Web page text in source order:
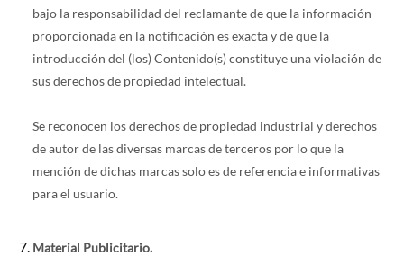
bajo la responsabilidad del reclamante de que la información
proporcionada en la notificación es exacta y de que la
introducción del (los) Contenido(s) constituye una violación de
sus derechos de propiedad intelectual.
Se reconocen los derechos de propiedad industrial y derechos
de autor de las diversas marcas de terceros por lo que la
mención de dichas marcas solo es de referencia e informativas
para el usuario.
Material Publicitario.